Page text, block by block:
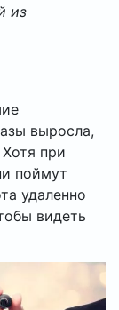
из
выросла,
при
поймут
удаленно
видеть